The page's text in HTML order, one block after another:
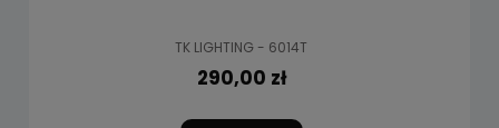
TK LIGHTING - 6014T
290,00 zł